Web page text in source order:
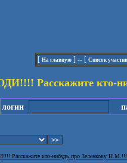
[ На главную ] -- [ Список
Расскажите кто-
логин
Расскажите кто-нибудь про Зеленкову